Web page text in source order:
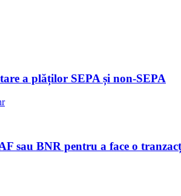
a plăților SEPA și non-SEPA
sau BNR pentru a face o